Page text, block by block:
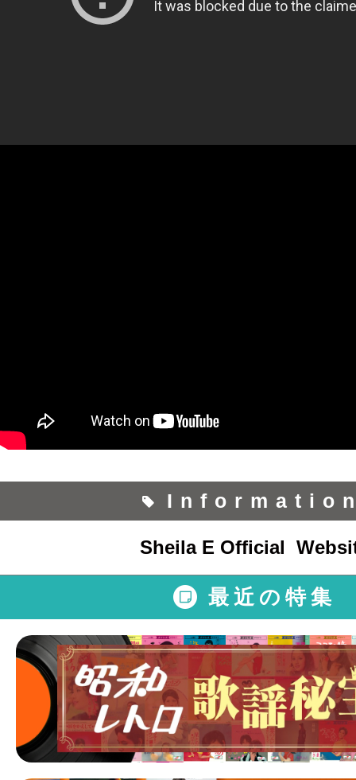
Sheila E Official
最近の特集